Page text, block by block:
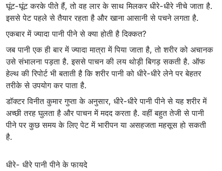
घूंट-घूंट करके पीते हैं, तो वह लार के साथ मिलकर धीरे-धीरे नीचे जाता है.
इससे पेट पहले से तैयार रहता है और खाना आसानी से पचने लगता है.
एकबार में ज्यादा पानी पीने से क्या होती है दिक्कत?
जब पानी एक ही बार में ज्यादा मात्रा में पिया जाता है, तो शरीर को अचानक
उसे संभालना पड़ता है. इससे पाचन की लय थोड़ी बिगड़ सकती है. ऑफ
हेल्थ की रिपोर्ट भी बताती है कि शरीर पानी को धीरे-धीरे लेने पर बेहतर
तरीके से उपयोग कर पाता है.
डॉक्टर विनीत कुमार गुप्ता के अनुसार, धीरे-धीरे पानी पीने से यह शरीर में
अच्छी तरह घुलता है और पाचन में मदद करता है. वहीं बहुत तेजी से पानी
पीने पर कुछ समय के लिए पेट में भारीपन या असहजता महसूस हो सकती
है.
धीरे- धीरे पानी पीने के फायदे